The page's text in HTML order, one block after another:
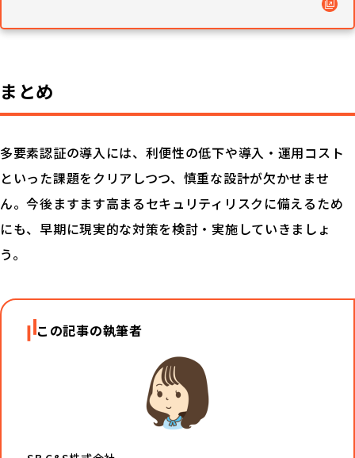
まとめ
多要素認証の導入には、利便性の低下や導入・運用コスト
といった課題をクリアしつつ、慎重な設計が欠かせませ
ん。今後ますます高まるセキュリティリスクに備えるため
にも、早期に現実的な対策を検討・実施していきましょ
う。
この記事の執筆者